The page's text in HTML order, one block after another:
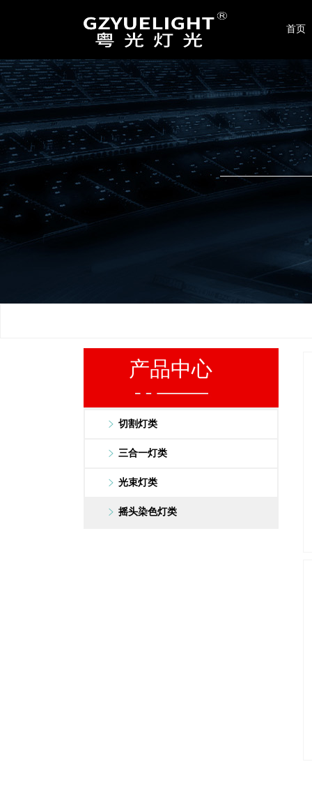
首页
产品中心
切割灯类
三合一灯类
光束灯类
摇头染色灯类
联系我们
广州晟光舞台灯光音响设备有限公司
地址：广州市番禺区东环街星力22-24号
电话：020-86423189 / 4008017299
手机：189-2413-6669
传真：+86-020-86423189
邮箱：
yuelight2008@126.com
www.yuelight.com